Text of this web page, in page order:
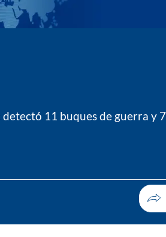
11 buques de guerra y